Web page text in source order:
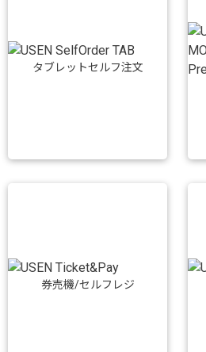
タブレットセルフ注文
券売機/セルフレジ